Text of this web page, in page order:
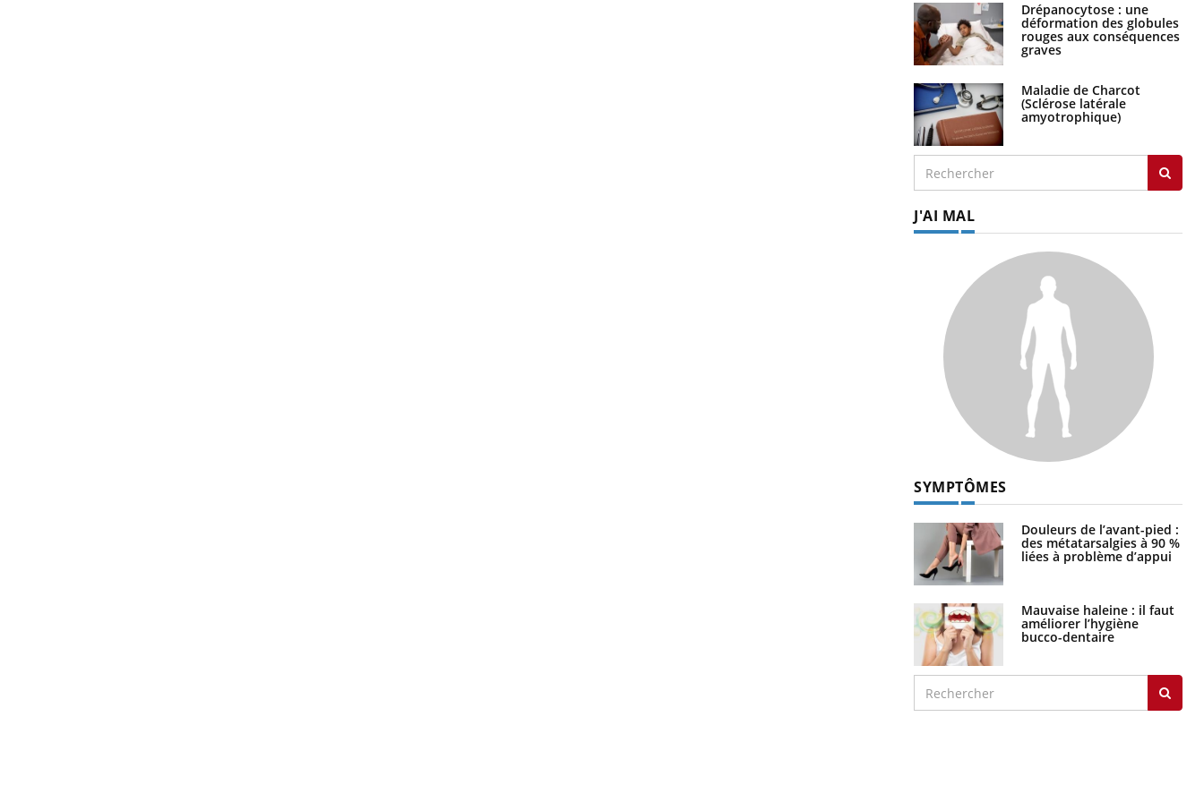
Drépanocytose : une
déformation des globules
rouges aux conséquences
graves
Maladie de Charcot
(Sclérose latérale
amyotrophique)
J'AI MAL
SYMPTÔMES
Douleurs de l’avant-pied :
des métatarsalgies à 90 %
liées à problème d’appui
Mauvaise haleine : il faut
améliorer l’hygiène
bucco-dentaire